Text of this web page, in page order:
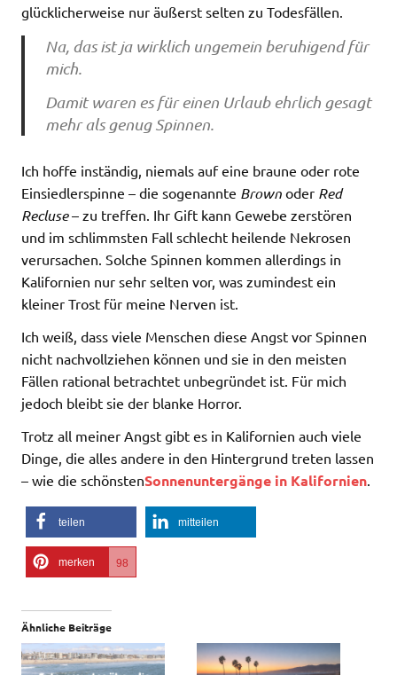
glücklicherweise nur äußerst selten zu Todesfällen.
Na, das ist ja wirklich ungemein beruhigend für
mich.
Damit waren es für einen Urlaub ehrlich gesagt
mehr als genug Spinnen.
Ich hoffe inständig, niemals auf eine braune oder rote
Einsiedlerspinne – die sogenannte Brown oder Red
Recluse– zu treffen. Ihr Gift kann Gewebe zerstören
und im schlimmsten Fall schlecht heilende Nekrosen
verursachen. Solche Spinnen kommen allerdings in
Kalifornien nur sehr selten vor, was zumindest ein
kleiner Trost für meine Nerven ist.
Ich weiß, dass viele Menschen diese Angst vor Spinnen
nicht nachvollziehen können und sie in den meisten
Fällen rational betrachtet unbegründet ist. Für mich
jedoch bleibt sie der blanke Horror.
Trotz all meiner Angst gibt es in Kalifornien auch viele
Dinge, die alles andere in den Hintergrund treten lassen
– wie die schönstenSonnenuntergänge in Kalifornien.
teilen mitteilen
merken 98
Ähnliche Beiträge